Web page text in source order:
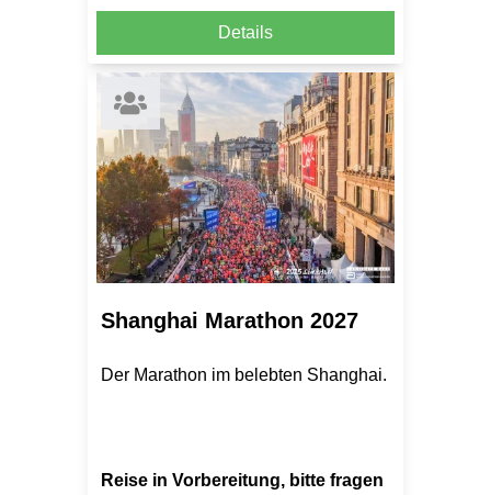
Details
Shanghai Marathon 2027
Der Marathon im belebten Shanghai.
Reise in Vorbereitung, bitte fragen